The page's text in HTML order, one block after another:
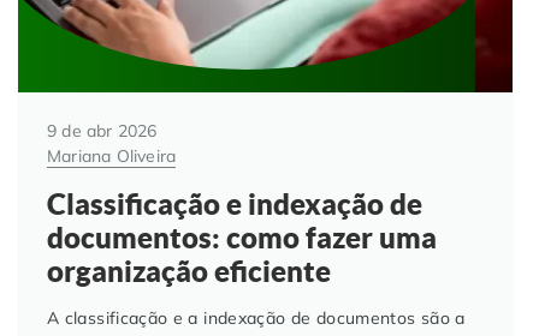
9 de abr 2026
Mariana Oliveira
Classificação e indexação de
documentos: como fazer uma
organização eficiente
A classificação e a indexação de documentos são a